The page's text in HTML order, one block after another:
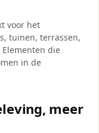
voor het
tuinen, terrassen,
die
in de
meer